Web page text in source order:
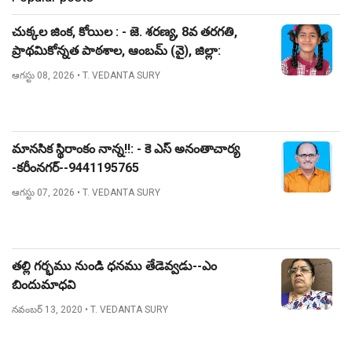
చుక్కల జింక, కోయిల : - జె. శరణ్య, 8వ తరగతి,
ప్రాథమికోన్నత పాఠశాల, ఆంబమ్ (వై), జిల్లా:
నిజామాబాద్.
ఆగస్టు 08, 2026 • T. VEDANTA SURY
మానసిక స్థిరాంకం నాన్న!!: - కె ఎస్ అనంతాచార్య
-కరీంనగర్--9441195765
ఆగస్టు 07, 2026 • T. VEDANTA SURY
తల్లి గర్భము నుండి ధనము తేడెవ్వడు--ఎం
బిందుమాధవి
నవంబర్ 13, 2020 • T. VEDANTA SURY